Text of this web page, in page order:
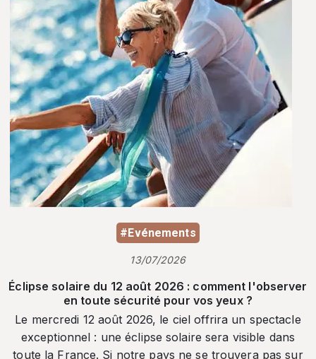
#Evénements
13/07/2026
Éclipse solaire du 12 août 2026 : comment l'observer
en toute sécurité pour vos yeux ?
Le mercredi 12 août 2026, le ciel offrira un spectacle
exceptionnel : une éclipse solaire sera visible dans
toute la France. Si notre pays ne se trouvera pas sur